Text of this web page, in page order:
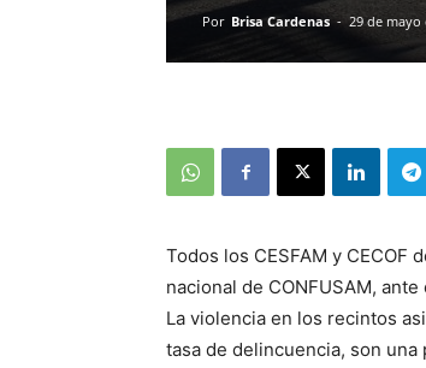
Por Brisa Cardenas - 29 de mayo
Todos los CESFAM y CECOF
nacional de CONFUSAM,
La violencia en los recintos
tasa de delincuencia, son